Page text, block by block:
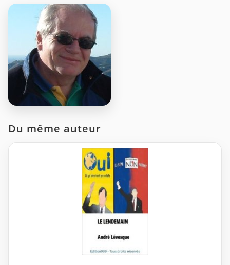
Du même auteur